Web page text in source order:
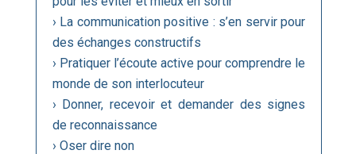
› La communication positive : s’en servir pour
des échanges constructifs
› Pratiquer l’écoute active pour comprendre le
monde de son interlocuteur
› Donner, recevoir et demander des signes
de reconnaissance
› Oser dire non